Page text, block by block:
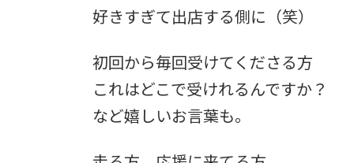
好きすぎて出店する側に（笑）
初回から毎回受けてくださる方
これはどこで受けれるんですか？
など嬉しいお言葉も。